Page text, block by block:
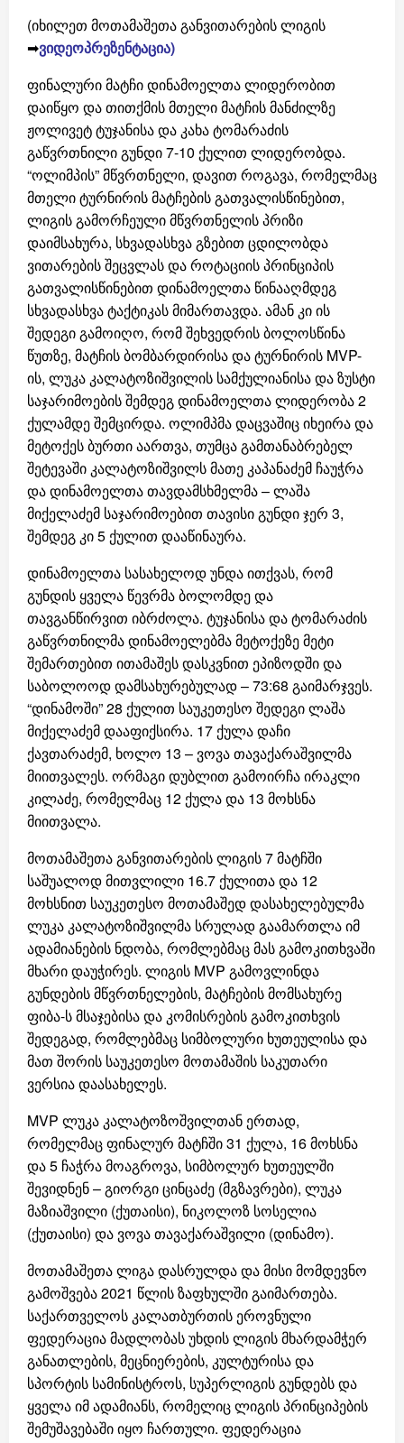
(იხილეთ მოთამაშეთა განვითარების ლიგის
➡ვიდეოპრეზენტაცია)
ფინალური მატჩი დინამოელთა ლიდერობით
დაიწყო და თითქმის მთელი მატჩის მანძილზე
ჟოლივეტ ტუჯანისა და კახა ტომარაძის
გაწვრთნილი გუნდი 7-10 ქულით ლიდერობდა.
“ოლიმპის” მწვრთნელი, დავით როგავა, რომელმაც
მთელი ტურნირის მატჩების გათვალისწინებით,
ლიგის გამორჩეული მწვრთნელის პრიზი
დაიმსახურა, სხვადასხვა გზებით ცდილობდა
ვითარების შეცვლას და როტაციის პრინციპის
გათვალისწინებით დინამოელთა წინააღმდეგ
სხვადასხვა ტაქტიკას მიმართავდა. ამან კი ის
შედეგი გამოიღო, რომ შეხვედრის ბოლოსწინა
წუთზე, მატჩის ბომბარდირისა და ტურნირის MVP-
ის, ლუკა კალატოზიშვილის სამქულიანისა და ზუსტი
საჯარიმოების შემდეგ დინამოელთა ლიდერობა 2
ქულამდე შემცირდა. ოლიმპმა დაცვაშიც იხეირა და
მეტოქეს ბურთი აართვა, თუმცა გამთანაბრებელ
შეტევაში კალატოზიშვილს მათე კაპანაძემ ჩაუჭრა
და დინამოელთა თავდამსხმელმა – ლაშა
მიქელაძემ საჯარიმოებით თავისი გუნდი ჯერ 3,
შემდეგ კი 5 ქულით დააწინაურა.
დინამოელთა სასახელოდ უნდა ითქვას, რომ
გუნდის ყველა წევრმა ბოლომდე და
თავგანწირვით იბრძოლა. ტუჯანისა და ტომარაძის
გაწვრთნილმა დინამოელებმა მეტოქეზე მეტი
შემართებით ითამაშეს დასკვნით ეპიზოდში და
საბოლოოდ დამსახურებულად – 73:68 გაიმარჯვეს.
“დინამოში” 28 ქულით საუკეთესო შედეგი ლაშა
მიქელაძემ დააფიქსირა. 17 ქულა დაჩი
ქავთარაძემ, ხოლო 13 – ვოვა თავაქარაშვილმა
მიითვალეს. ორმაგი დუბლით გამოირჩა ირაკლი
კილაძე, რომელმაც 12 ქულა და 13 მოხსნა
მიითვალა.
მოთამაშეთა განვითარების ლიგის 7 მატჩში
საშუალოდ მითვლილი 16.7 ქულითა და 12
მოხსნით საუკეთესო მოთამაშედ დასახელებულმა
ლუკა კალატოზიშვილმა სრულად გაამართლა იმ
ადამიანების ნდობა, რომლებმაც მას გამოკითხვაში
მხარი დაუჭირეს. ლიგის MVP გამოვლინდა
გუნდების მწვრთნელების, მატჩების მომსახურე
ფიბა-ს მსაჯებისა და კომისრების გამოკითხვის
შედეგად, რომლებმაც სიმბოლური ხუთეულისა და
მათ შორის საუკეთესო მოთამაშის საკუთარი
ვერსია დაასახელეს.
MVP ლუკა კალატოზოშვილთან ერთად,
რომელმაც ფინალურ მატჩში 31 ქულა, 16 მოხსნა
და 5 ჩაჭრა მოაგროვა, სიმბოლურ ხუთეულში
შევიდნენ – გიორგი ცინცაძე (მგზავრები), ლუკა
მაზიაშვილი (ქუთაისი), ნიკოლოზ სოსელია
(ქუთაისი) და ვოვა თავაქარაშვილი (დინამო).
მოთამაშეთა ლიგა დასრულდა და მისი მომდევნო
გამოშვება 2021 წლის ზაფხულში გაიმართება.
საქართველოს კალათბურთის ეროვნული
ფედერაცია მადლობას უხდის ლიგის მხარდამჭერ
განათლების, მეცნიერების, კულტურისა და
სპორტის სამინისტროს, სუპერლიგის გუნდებს და
ყველა იმ ადამიანს, რომელიც ლიგის პრინციპების
შემუშავებაში იყო ჩართული. ფედერაცია